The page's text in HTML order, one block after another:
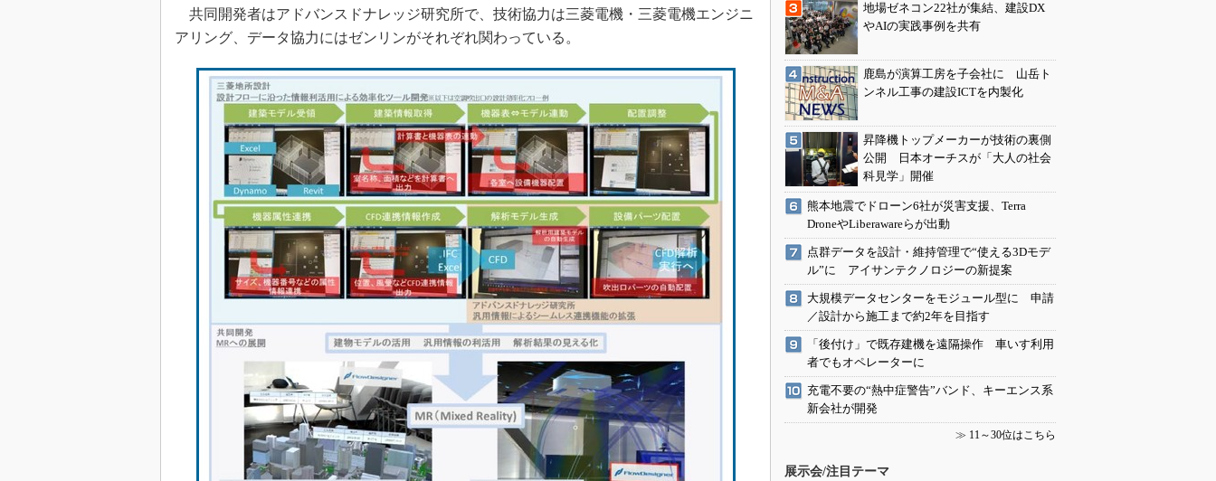
共同開発者はアドバンスドナレッジ研究所で、技術協力は三菱電機・三菱電機エンジニ
アリング、データ協力にはゼンリンがそれぞれ関わっている。
地場ゼネコン22社が集結、建設DX
やAIの実践事例を共有
鹿島が演算工房を子会社に 山岳ト
ンネル工事の建設ICTを内製化
昇降機トップメーカーが技術の裏側
公開 日本オーチスが「大人の社会
科見学」開催
熊本地震でドローン6社が災害支援、Terra
DroneやLiberawareらが出動
点群データを設計・維持管理で“使える3Dモデ
ル”に アイサンテクノロジーの新提案
大規模データセンターをモジュール型に 申請
／設計から施工まで約2年を目指す
「後付け」で既存建機を遠隔操作 車いす利用
者でもオペレーターに
充電不要の“熱中症警告”バンド、キーエンス系
新会社が開発
≫ 11～30位はこちら
展示会/注目テーマ